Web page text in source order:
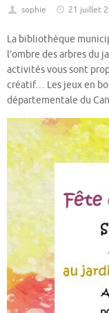
sophie 21 juillet
La bibliothèque
l’ombre des arbres du
activités vous sont
créatif… Les jeux en
départementale du